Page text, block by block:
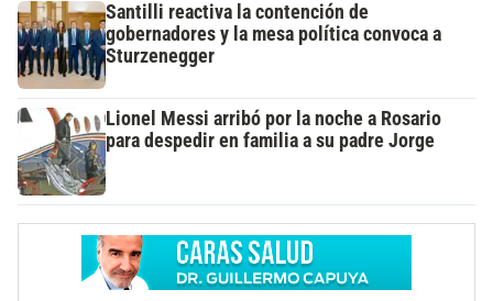
Santilli reactiva la contención de
gobernadores y la mesa política convoca a
Sturzenegger
Lionel Messi arribó por la noche a Rosario
para despedir en familia a su padre Jorge